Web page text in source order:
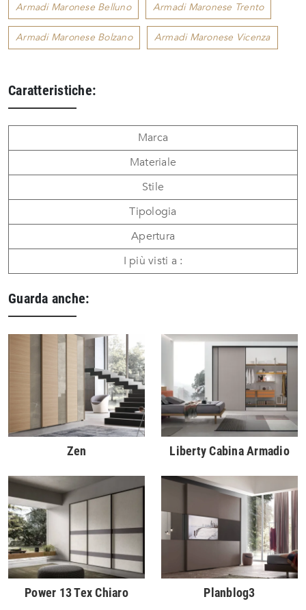
Armadi Maronese Belluno Armadi Maronese Trento
Armadi Maronese Bolzano Armadi Maronese Vicenza
Caratteristiche:
Marca
Materiale
Stile
Tipologia
Apertura
I più visti a :
Guarda anche:
Zen Liberty Cabina Armadio
Power 13 Tex Chiaro Planblog3